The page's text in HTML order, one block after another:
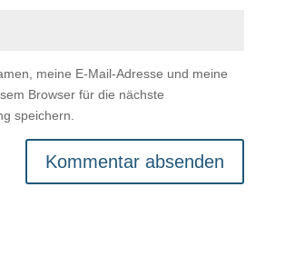
meine E-Mail-Adresse und meine
Browser für die nächste
speichern.